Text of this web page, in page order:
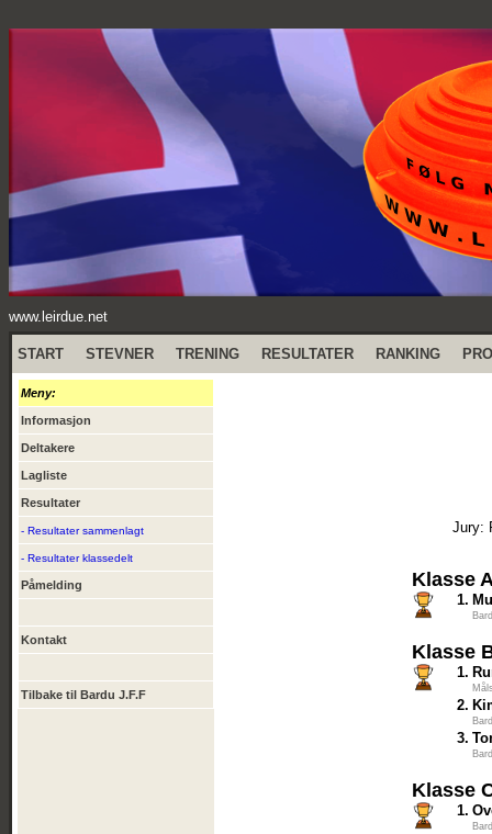
www.leirdue.net
START STEVNER TRENING RESULTATER RANKING
Meny:
Informasjon
Deltakere
Lagliste
Resultater
- Resultater sammenlagt
- Resultater klassedelt
Påmelding
Kontakt
Tilbake til Bardu J.F.F
Jury:
Klasse
1.
Klasse
1.
2.
3.
Klasse
1.